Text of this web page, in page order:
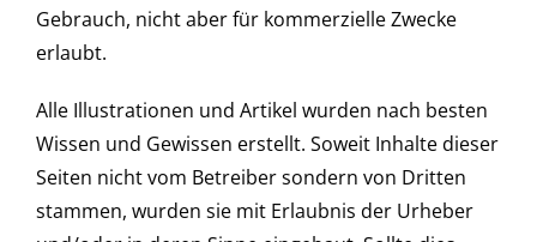
Gebrauch, nicht aber für kommerzielle Zwecke
erlaubt.
Alle Illustrationen und Artikel wurden nach besten
Wissen und Gewissen erstellt. Soweit Inhalte dieser
Seiten nicht vom Betreiber sondern von Dritten
stammen, wurden sie mit Erlaubnis der Urheber